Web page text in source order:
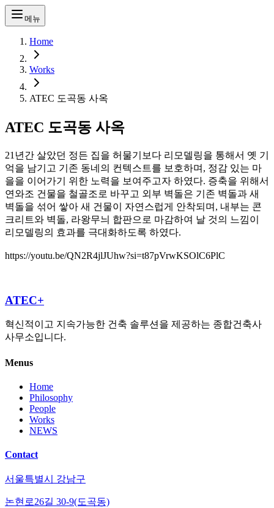
메뉴
Home
Works
ATEC 도곡동 사옥
ATEC 도곡동 사옥
21년간 살았던 정든 집을 허물기보다 리모델링을 통해서 옛 기
억을 남기고 기존 동네의 컨텍스트를 보호하며, 정감 있는 마
을을 이어가기 위한 노력을 보여주고자 하였다. 증축을 위해서
연와조 건물을 철골조로 바꾸고 외부 벽돌은 기존 벽돌과 새
벽돌을 섞어 쌓아 새 건물이 자연스럽게 안착되며, 내부는 콘
크리트와 벽돌, 라왕무늬 합판으로 마감하여 날 것의 느낌이
리모델링의 효과를 극대화하도록 하였다.
https://youtu.be/QN2R4jlJUhw?si=t87pVrwKSOlC6PlC
ATEC+
혁신적이고 지속가능한 건축 솔루션을 제공하는 종합건축사
사무소입니다.
Menus
Home
Philosophy
People
Works
NEWS
Contact
서울특별시 강남구
논현로26길 30-9(도곡동)